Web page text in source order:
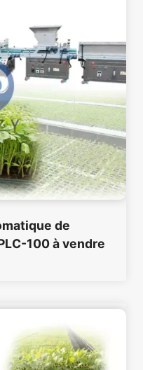
de
100 à vendre